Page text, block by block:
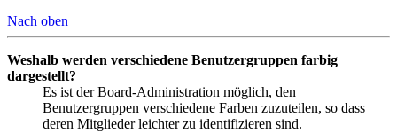
Nach oben
Weshalb werden verschiedene Benutzergruppen farbig
dargestellt?
Es ist der Board-Administration möglich, den
Benutzergruppen verschiedene Farben zuzuteilen, so dass
deren Mitglieder leichter zu identifizieren sind.